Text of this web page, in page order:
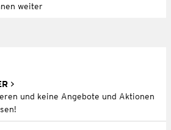
weiter
und keine Angebote und Aktionen